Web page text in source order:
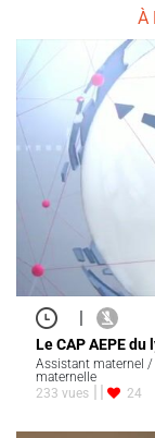
À
|
Le CAP AEPE
Assistant maternel
maternelle
233 vues
24